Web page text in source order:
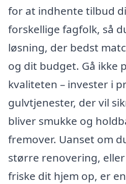
for at indhente tilbud
forskellige fagfolk, så
løsning, der bedst
og dit budget. Gå ikke
kvaliteten – invester i
gulvtjenester, der vil
bliver smukke og
fremover. Uanset om
større renovering,
friske dit hjem op, er